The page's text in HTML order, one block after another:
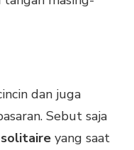
dan juga
Sebut saja
yang saat